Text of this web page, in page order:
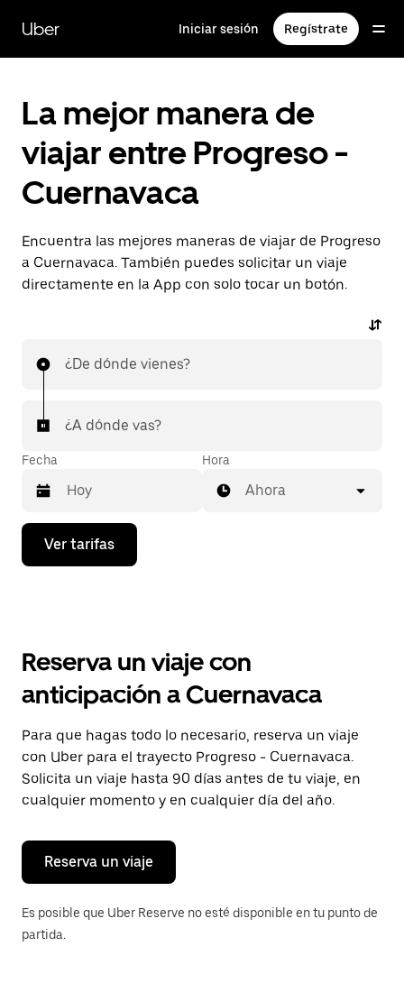
contenido
principal
Uber Iniciar sesión Regístrate
La mejor manera de
viajar entre Progreso -
Cuernavaca
Encuentra las mejores maneras de viajar de Progreso
a Cuernavaca. También puedes solicitar un viaje
directamente en la App con solo tocar un botón.
¿De dónde vienes?
¿A dónde vas?
Fecha
Presiona
flecha
el
y
selecciona
una
fecha.
Presiona
la
tecla Esc
para
el
calendario.
Hora
Ahora
Ver tarifas
Reserva un viaje con
anticipación a Cuernavaca
Para que hagas todo lo necesario, reserva un viaje
con Uber para el trayecto Progreso - Cuernavaca.
Solicita un viaje hasta 90 días antes de tu viaje, en
cualquier momento y en cualquier día del año.
Reserva un viaje
Es posible que Uber Reserve no esté disponible en tu punto de
partida.